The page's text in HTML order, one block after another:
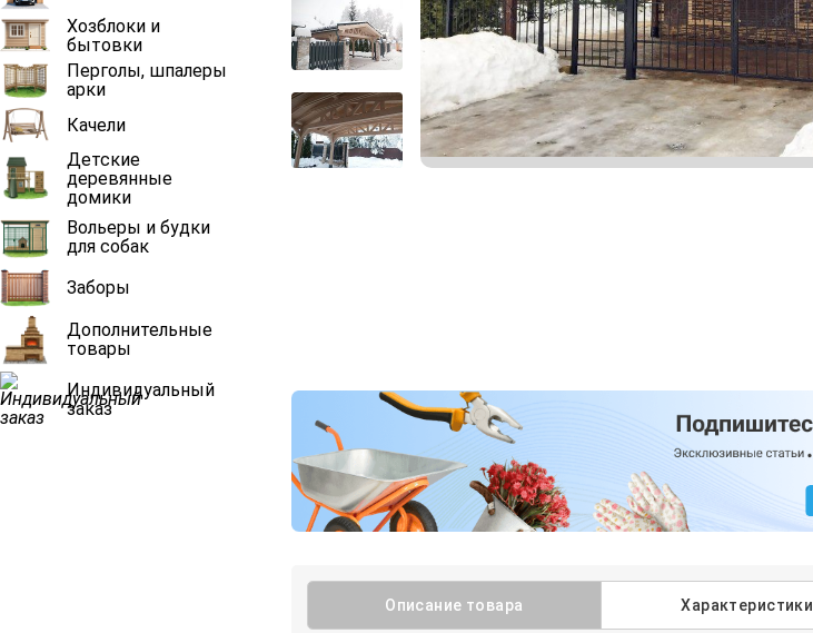
Хозблоки и
бытовки
Перголы, шпалеры
арки
Качели
Детские
деревянные
домики
Вольеры и будки
для собак
Заборы
Дополнительные
товары
Индивидуальный
заказ
Описание товара Характеристики